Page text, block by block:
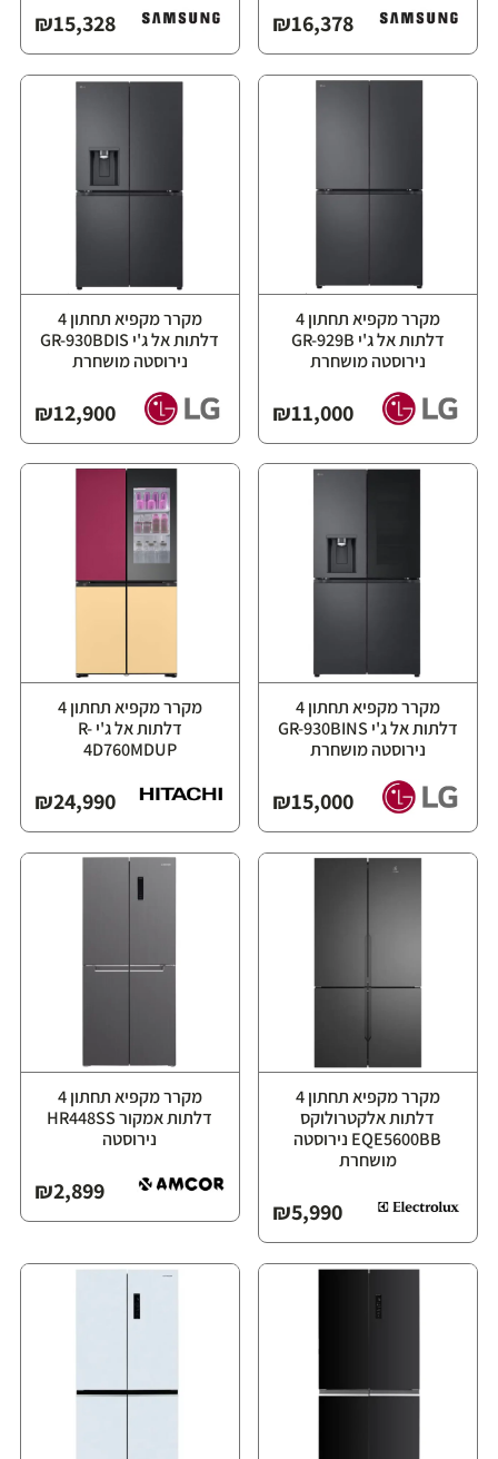
₪16,378
₪15,328
מקרר מקפיא תחתון 4
דלתות אל ג'י GR-929B
נירוסטה מושחרת
₪11,000
מקרר מקפיא תחתון 4
דלתות אל ג'י GR-930BDIS
נירוסטה מושחרת
₪12,900
מקרר מקפיא תחתון 4
דלתות אל ג'י GR-930BINS
נירוסטה מושחרת
₪15,000
מקרר מקפיא תחתון 4
דלתות אל ג'י R-
4D760MDUP
₪24,990
מקרר מקפיא תחתון 4
דלתות אלקטרולוקס
EQE5600BB נירוסטה
מושחרת
₪5,990
מקרר מקפיא תחתון 4
דלתות אמקור HR448SS
נירוסטה
₪2,899